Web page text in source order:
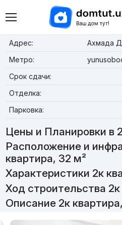
Адрес:
Ахмада
Метро:
Срок сдачи:
Отделка:
Парковка:
Цены и Планировки в
Расположение и
квартира, 32 м²
Характеристики 2к
Ход строительства
Описание 2к